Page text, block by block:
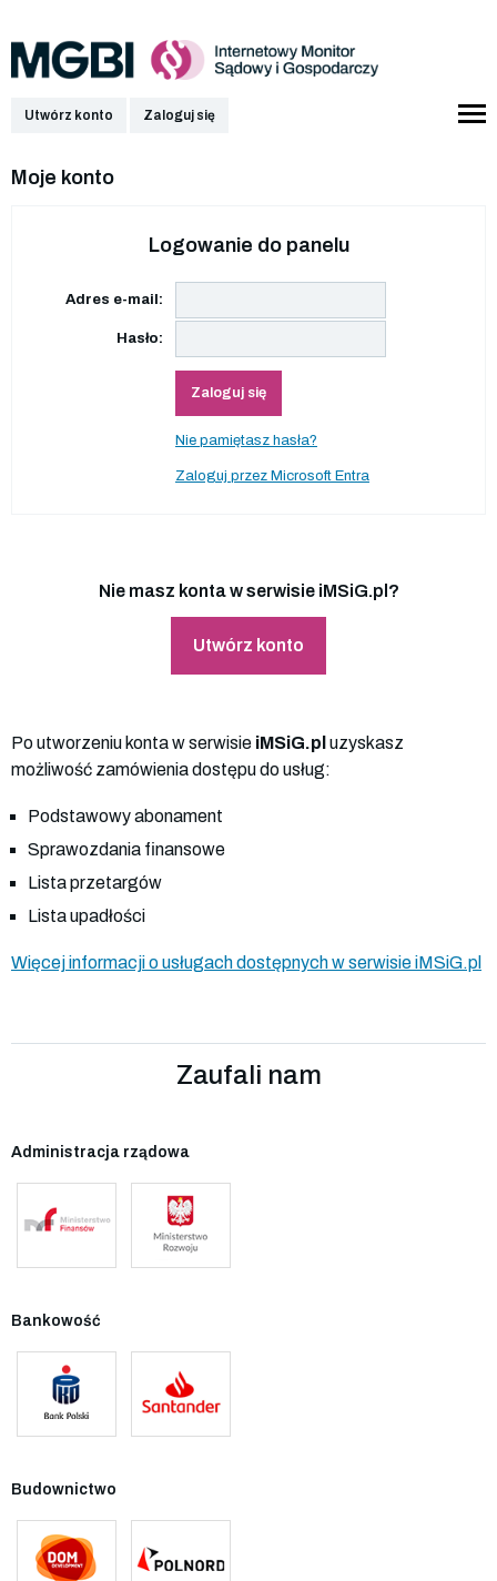
Utwórz konto Zaloguj się
Moje konto
Logowanie do panelu
Adres e-mail:
Hasło:
Zaloguj się
Nie pamiętasz hasła?
Zaloguj przez Microsoft Entra
Nie masz konta w serwisie iMSiG.pl?
Utwórz konto
Po utworzeniu konta w serwisie iMSiG.pl uzyskasz
możliwość zamówienia dostępu do usług:
Podstawowy abonament
Sprawozdania finansowe
Lista przetargów
Lista upadłości
Więcej informacji o usługach dostępnych w serwisie iMSiG.pl
Zaufali nam
Administracja rządowa
Bankowość
Budownictwo